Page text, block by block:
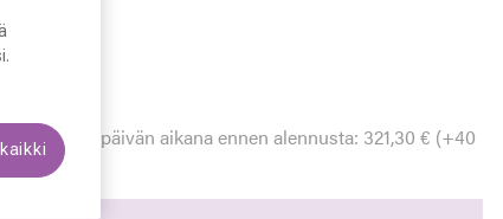
€
Alin hinta 30 päivän aikana ennen alennusta: 321,30 € (+40